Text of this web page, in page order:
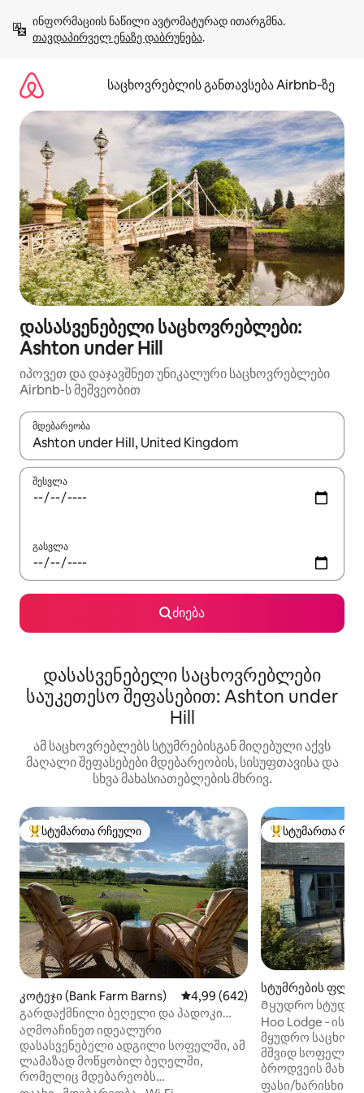
გადასვლა
თავდაპირველ ენაზე დაბრუნება.
საცხოვრებლის განთავსება Airbnb‑ზე
დასასვენებელი საცხოვრებლები:
Ashton under Hill
იპოვეთ და დაჯავშნეთ უნიკალური საცხოვრებლები
Airbnb-ს მეშვეობით
მდებარეობა
როცა შედეგები ხელმისაწვდომი გახდება, ნავიგაციისთვის
შესვლა
გასვლა
ძიება
დასასვენებელი საცხოვრებლები
საუკეთესო შეფასებით: Ashton under
Hill
ამ საცხოვრებლებს სტუმრებისგან მიღებული აქვს
მაღალი შეფასებები მდებარეობის, სისუფთავისა და
სხვა მახასიათებლების მხრივ.
სტუმართა რჩეული მოწინავე ვარიანტი
სტუმართა რჩეული
კოტეჯი (Bank Farm Barns) საშუალო შეფასებაა 5‑დან
4,99 (642)
გარდაქმნილი ბეღელი და პადოკი
ძაღლებისთვის
აღმოაჩინეთ იდეალური
დასასვენებელი ადგილი სოფელში, ამ
ლამაზად მოწყობილ ბეღელში,
რომელიც მდებარეობს
სტუმართა
სტუმართა
სტუმრების
adway)
Მყუდრო სტუდიო
ჟურნალის ქურაა
Hoo Lodge ‑ ის
მყუდრო
მშვიდ სოფელ
ბროდვეის
ფრანგული
ფასი/ხარისხი